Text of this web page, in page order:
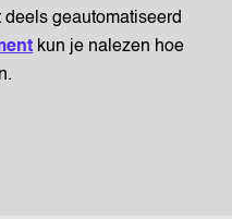
geautomatiseerd
kun je nalezen hoe